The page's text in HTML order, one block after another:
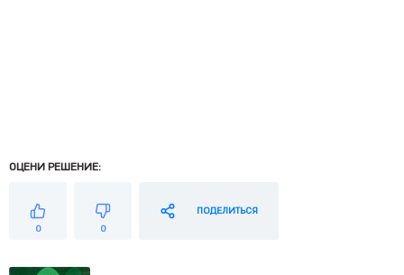
ОЦЕНИ РЕШЕНИЕ:
0 0
ПОДЕЛИТЬСЯ